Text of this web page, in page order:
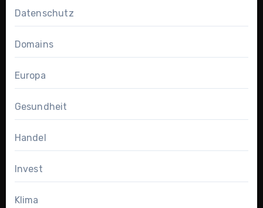
Datenschutz
Domains
Europa
Gesundheit
Handel
Invest
Klima